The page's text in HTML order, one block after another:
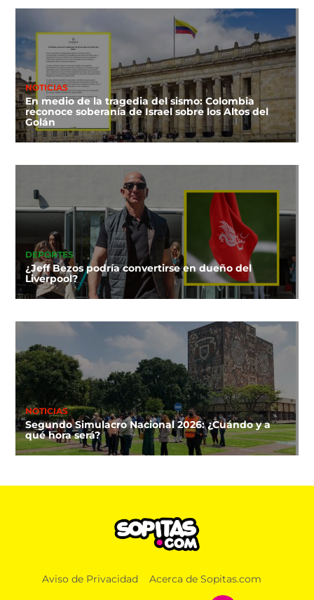
NOTICIAS
En medio de la tragedia del sismo: Colombia
reconoce soberanía de Israel sobre los Altos del
Golán
DEPORTES
¿Jeff Bezos podría convertirse en dueño del
Liverpool?
NOTICIAS
Segundo Simulacro Nacional 2026: ¿Cuándo y a
qué hora será?
Así va la tabla de posiciones en la Leagues Cup
Aviso de Privacidad Acerca de Sopitas.com